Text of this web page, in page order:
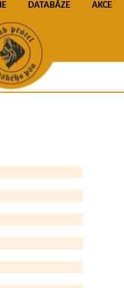
KL
pro vkládání do galerie
úspěšných - Krása a
Galerie úspěšných - Krása
Galerie úspěšných - Výkon
DATABÁZE AKCE